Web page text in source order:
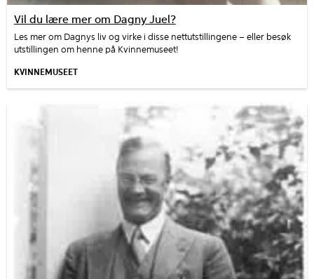
Vil du lære mer om Dagny Juel?
Les mer om Dagnys liv og virke i disse nettutstillingene – eller besøk
utstillingen om henne på Kvinnemuseet!
KVINNEMUSEET